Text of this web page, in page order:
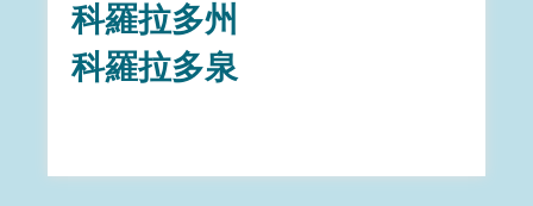
科羅拉多州
科羅拉多泉